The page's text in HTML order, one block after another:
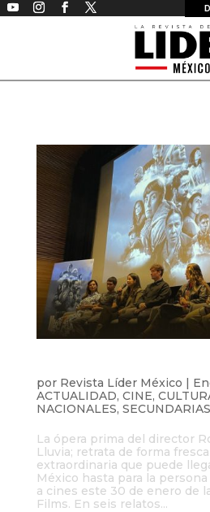
por Revista Líder México |
ACTUALIDAD, CINE,
NACIONALES, SECUNDARIAS
La ópera prima del director
Lluvia; retrata de forma
extraordinaria que puede
México hasta para la
a cines este 30 de enero de
Films. En seis relatos...